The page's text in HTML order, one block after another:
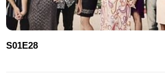
S01E28